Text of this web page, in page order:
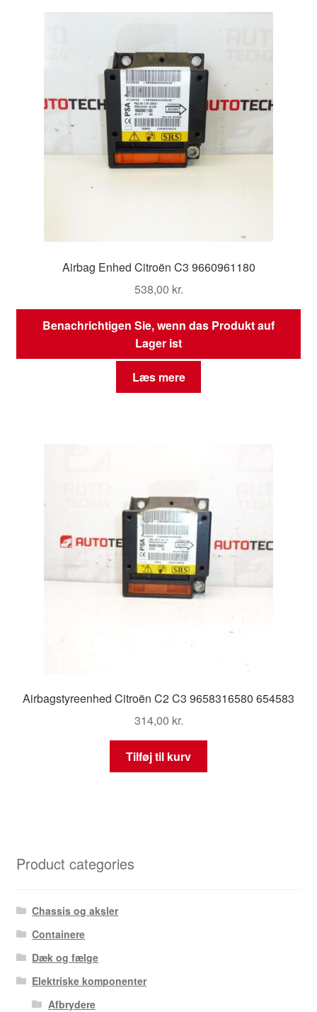
Airbag Enhed Citroën C3 9660961180
538,00 kr.
Benachrichtigen Sie, wenn das Produkt auf
Lager ist
Læs mere
Airbagstyreenhed Citroën C2 C3 9658316580 654583
314,00 kr.
Tilføj til kurv
Product categories
Chassis og aksler
Containere
Dæk og fælge
Elektriske komponenter
Afbrydere